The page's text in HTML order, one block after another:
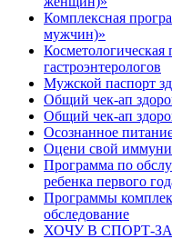
Комплексная
мужчин)»
гастроэнтерологов
Мужской паспорт
Общий чек-ап
Общий чек-ап
Осознанное
Оцени свой
Программа по
ребенка первого
Программы
обследование
ХОЧУ В CПОРТ-